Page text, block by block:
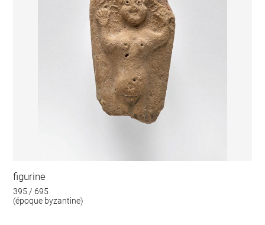
figurine
395 / 695
(époque byzantine)